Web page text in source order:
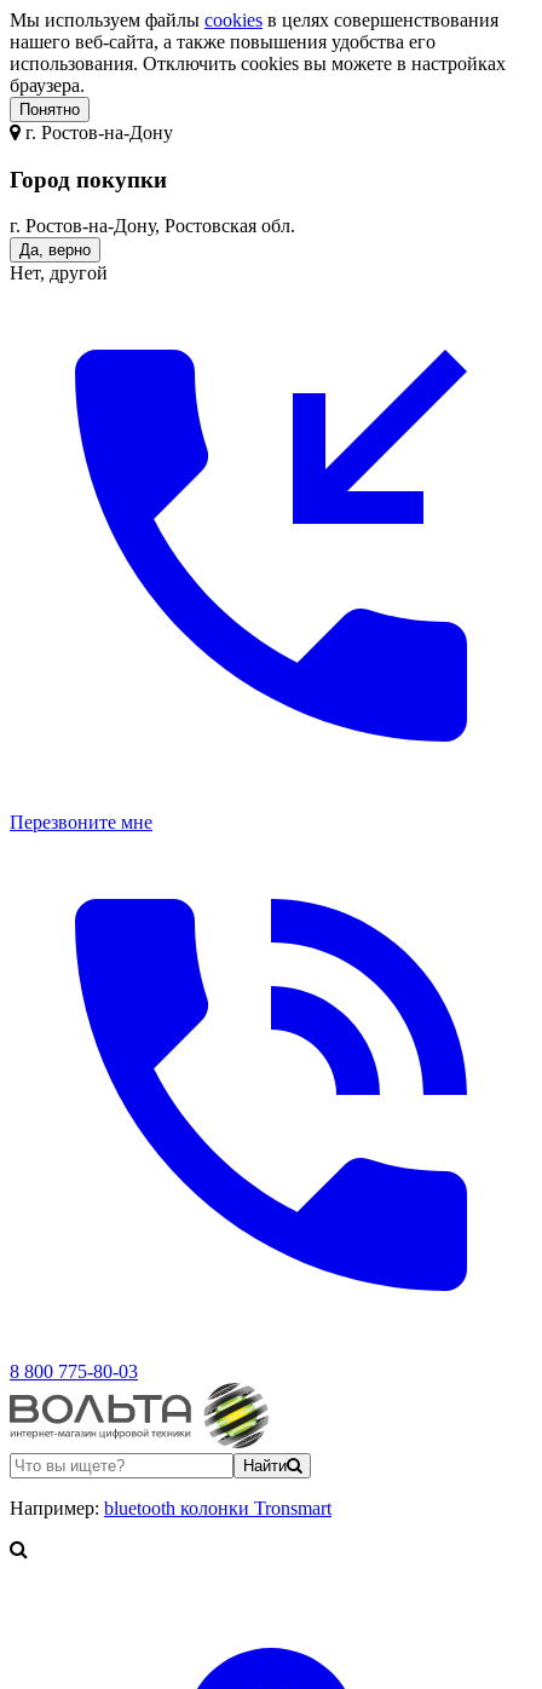
Мы используем файлы cookies в целях совершенствования
нашего веб-сайта, а также повышения удобства его
использования. Отключить cookies вы можете в настройках
браузера.
Понятно
г. Ростов-на-Дону
Город покупки
г. Ростов-на-Дону, Ростовская обл.
Да, верно
Нет, другой
Перезвоните мне
8 800 775-80-03
Найти
Например: bluetooth колонки Tronsmart